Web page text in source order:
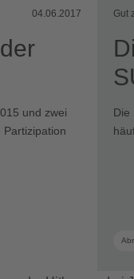
04.06.2017
und zwei
Gut
Die